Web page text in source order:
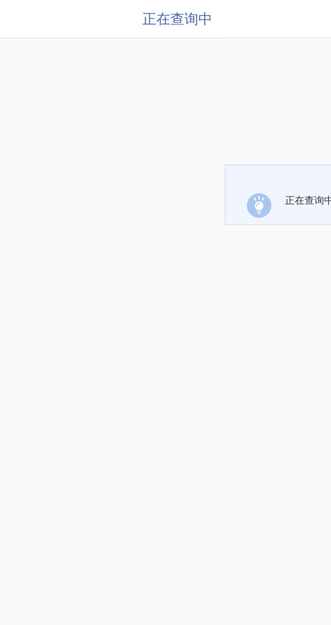
正在查询中
正在查询